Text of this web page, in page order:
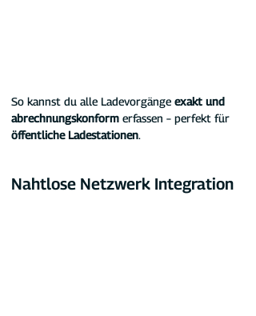
So kannst du alle Ladevorgänge exakt und
abrechnungskonform erfassen – perfekt für
öffentliche Ladestationen.
Nahtlose Netzwerk Integration